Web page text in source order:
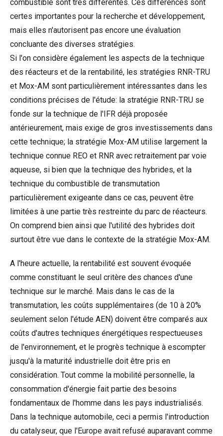
combustible sont très différentes. Ces différences sont
certes importantes pour la recherche et développement,
mais elles n'autorisent pas encore une évaluation
concluante des diverses stratégies.
Si l'on considère également les aspects de la technique
des réacteurs et de la rentabilité, les stratégies RNR-TRU
et Mox-AM sont particulièrement intéressantes dans les
conditions précises de l'étude: la stratégie RNR-TRU se
fonde sur la technique de l'IFR déjà proposée
antérieurement, mais exige de gros investissements dans
cette technique; la stratégie Mox-AM utilise largement la
technique connue REO et RNR avec retraitement par voie
aqueuse, si bien que la technique des hybrides, et la
technique du combustible de transmutation
particulièrement exigeante dans ce cas, peuvent être
limitées à une partie très restreinte du parc de réacteurs.
On comprend bien ainsi que l'utilité des hybrides doit
surtout être vue dans le contexte de la stratégie Mox-AM.
A l'heure actuelle, la rentabilité est souvent évoquée
comme constituant le seul critère des chances d'une
technique sur le marché. Mais dans le cas de la
transmutation, les coûts supplémentaires (de 10 à 20%
seulement selon l'étude AEN) doivent être comparés aux
coûts d'autres techniques énergétiques respectueuses
de l'environnement, et le progrès technique à escompter
jusqu'à la maturité industrielle doit être pris en
considération. Tout comme la mobilité personnelle, la
consommation d'énergie fait partie des besoins
fondamentaux de l'homme dans les pays industrialisés.
Dans la technique automobile, ceci a permis l'introduction
du catalyseur, que l'Europe avait refusé auparavant comme